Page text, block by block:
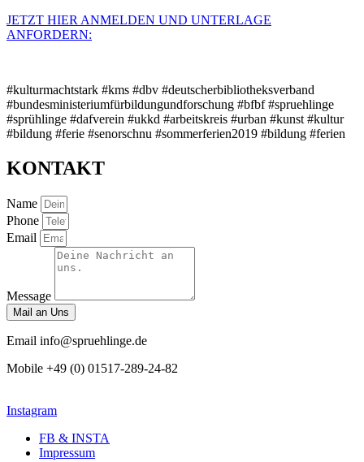
JETZT HIER ANMELDEN UND UNTERLAGE
ANFORDERN:
#kulturmachtstark #kms #dbv #deutscherbibliotheksverband
#bundesministeriumfürbildungundforschung #bfbf #spruehlinge
#sprühlinge #dafverein #ukkd #arbeitskreis #urban #kunst #kultur
#bildung #ferie #senorschnu #sommerferien2019 #bildung #ferien
KONTAKT
Name
Phone
Email
Message
Mail an Uns
Email info@spruehlinge.de
Mobile +49 (0) 01517-289-24-82
Instagram
FB & INSTA
Impressum